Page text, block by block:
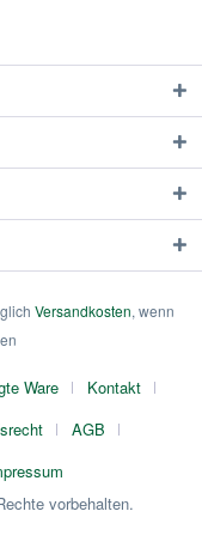
Versandkosten, wenn
Ware
Kontakt
AGB
vorbehalten.